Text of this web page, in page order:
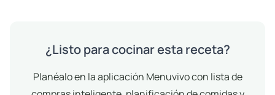
¿Listo para cocinar esta receta?
Planéalo en la aplicación Menuvivo con lista de